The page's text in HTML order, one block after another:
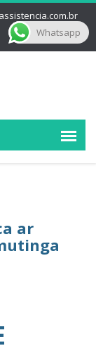
ar
Whatsapp